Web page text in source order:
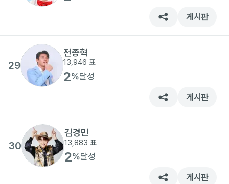
게시판
29
전종혁
13,946 표
2%달성
게시판
30
김경민
13,883 표
2%달성
게시판